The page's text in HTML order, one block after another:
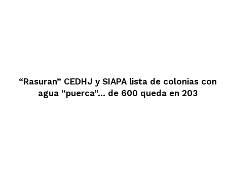
“Rasuran” CEDHJ y SIAPA lista de colonias con
agua “puerca”… de 600 queda en 203